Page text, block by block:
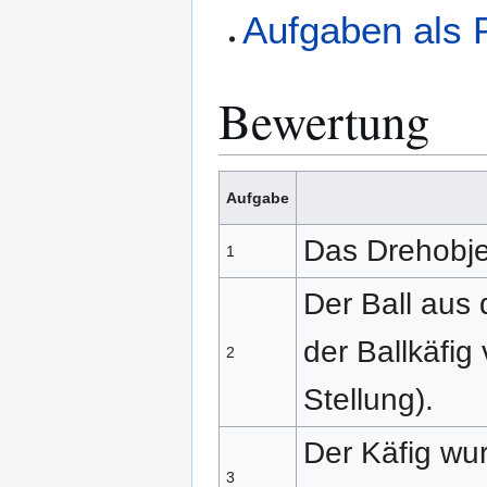
Aufgaben als
Bewertung
Aufgabe
1 Das
2
Der Ball aus
der Ballkäfig
Stellung).
3
Der Käfig